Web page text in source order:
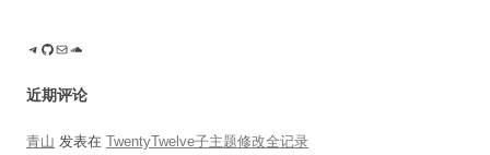
Telegram GitHub 电子邮件SoundCloud
近期评论
青山 发表在 TwentyTwelve子主题修改全记录